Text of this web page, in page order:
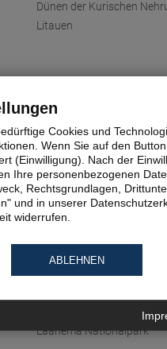
Dünen der Kurischen
Litauen
Estland: Gutsanlage
Laahema Nationalpark
Cookies und
Wenn Sie auf den Button
(Einwilligung). Nach der
Ihre personenbezogenen
Rechtsgrundlagen,
und in unserer
widerrufen.
ABLEHNEN